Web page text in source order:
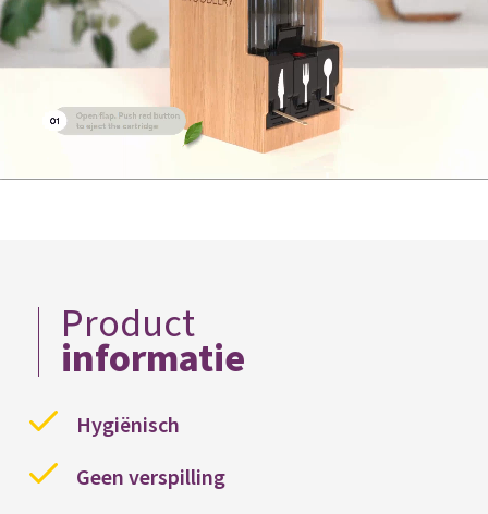
Product
informatie
Hygiënisch
Geen verspilling